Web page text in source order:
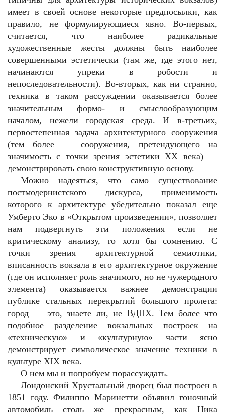
имеет в своей основе некоторые предпосылки, как
правило, не формулирующиеся явно. Во-первых,
считается, что наиболее радикальные
художественные жесты должны быть наиболее
совершенными эстетически (там же, где этого нет,
начинаются упреки в робости и
непоследовательности). Во-вторых, как ни странно,
техника в таком рассуждении оказывается более
значительным формо- и смыслообразующим
началом, нежели городская среда. И в-третьих,
первостепенная задача архитектурного сооружения
(тем более — сооружения, претендующего на
значимость с точки зрения эстетики ХХ века) —
демонстрировать свою конструктивную основу.
Можно надеяться, что само существование
постмодернистского дискурса, применимость
которого к архитектуре убедительно показал еще
Умберто Эко в «Открытом произведении», позволяет
нам подвергнуть эти положения если не
критическому анализу, то хотя бы сомнению. С
точки зрения архитектурной семиотики,
вписанность вокзала в его архитектурное окружение
(где он исполняет роль значимого, но не чужеродного
элемента) оказывается важнее демонстрации
публике стальных перекрытий большого пролета:
город — это, знаете ли, не ВДНХ. Тем более что
подобное разделение вокзальных построек на
«техническую» и «культурную» части ясно
демонстрирует символическое значение техники в
культуре XIX века.
О нем мы и попробуем порассуждать.
Лондонский Хрустальный дворец был построен в
1851 году. Филиппо Маринетти объявил гоночный
автомобиль столь же прекрасным, как Ника